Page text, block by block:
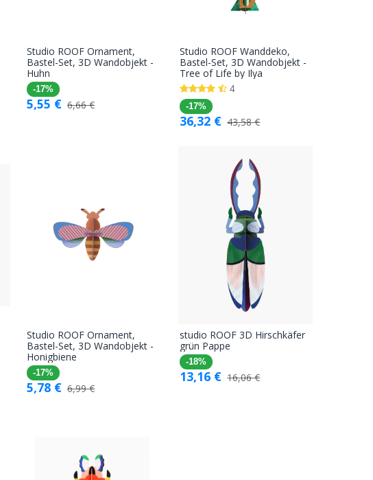
In den
Studio ROOF Ornament,
Bastel-Set, 3D Wandobjekt -
Huhn
-17%
5,55 € 6,66€
In den
Warenkorb
Studio ROOF Wanddeko,
Bastel-Set, 3D Wandobjekt -
Tree of Life by Ilya
4
-17%
36,32 € 43,58€
In den
Warenkorb
Studio ROOF Ornament,
Bastel-Set, 3D Wandobjekt -
Honigbiene
-17%
5,78 € 6,99€
studio ROOF 3D Hirschkäfer
grün Pappe
-18%
13,16 € 16,06€